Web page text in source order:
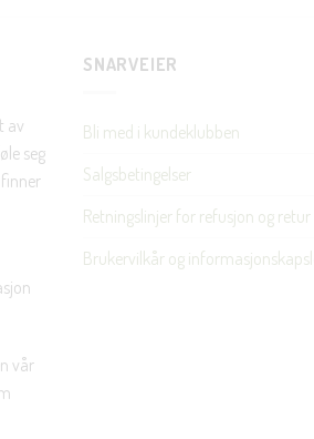
av
seg
vår
SNARVEIER
Bli med i kundeklubben
Salgsbetingelser
Retningslinjer for refusjon og retur
Brukervilkår og
Jeg er ikke interessert